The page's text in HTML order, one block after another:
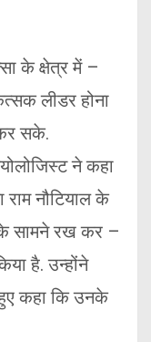
के क्षेत्र में –
लीडर होना
कर सके.
ने कहा
नौटियाल के
सामने रख कर –
है. उन्होंने
कहा कि उनके